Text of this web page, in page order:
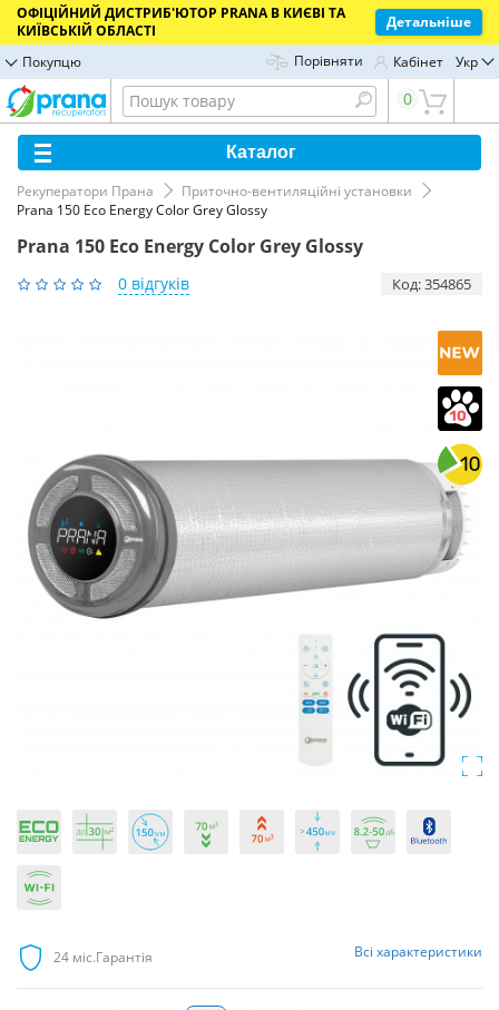
ОФІЦІЙНИЙ ДИСТРИБ'ЮТОР PRANA В КИЄВІ ТА
КИЇВСЬКІЙ ОБЛАСТІ
Детальніше
Покупцю Порівняти Кабінет Укр
0
Каталог
Рекуператори Прана
Приточно-вентиляційні установки
Prana 150 Eco Energy Color Grey Glossy
Prana 150 Eco Energy Color Grey Glossy
Код: 354865
0 відгуків
24 міс.Гарантія Всі характеристики